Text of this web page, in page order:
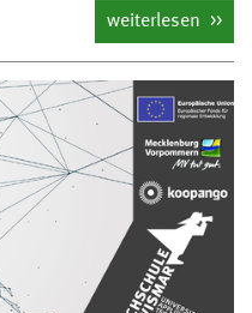
weiterlesen